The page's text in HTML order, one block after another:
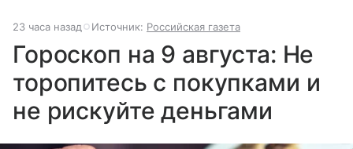
23 часа назад Источник: Российская газета
Гороскоп на 9 августа: Не
торопитесь с покупками и
не рискуйте деньгами